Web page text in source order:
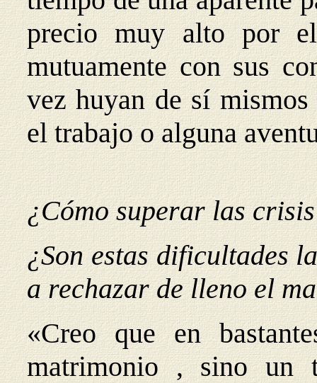
precio muy alto por
mutuamente con sus
vez huyan de sí
el trabajo o alguna
¿Cómo superar las
¿Son estas dificultades
a rechazar de lleno el
«Creo que en
matrimonio , sino un